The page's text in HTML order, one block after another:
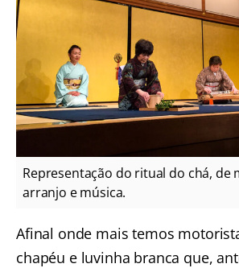
Representação do ritual do chá, de
arranjo e música.
Afinal onde mais temos
chapéu e luvinha branca que,